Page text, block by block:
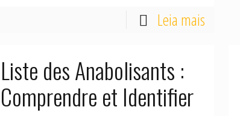
Leia mais
Liste des Anabolisants :
Comprendre et Identifier